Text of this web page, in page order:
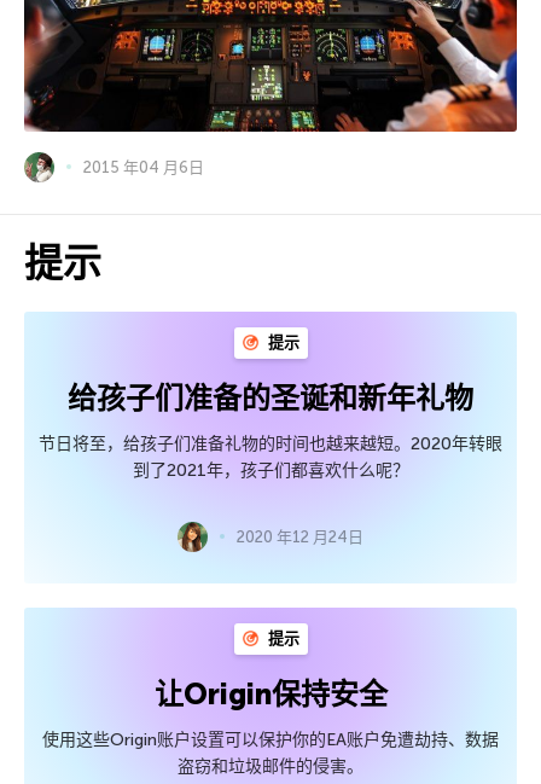
2015 年04 月6日
提示
提示
给孩子们准备的圣诞和新年礼物
节日将至，给孩子们准备礼物的时间也越来越短。2020年转眼
到了2021年，孩子们都喜欢什么呢？
2020 年12 月24日
提示
让Origin保持安全
使用这些Origin账户设置可以保护你的EA账户免遭劫持、数据
盗窃和垃圾邮件的侵害。